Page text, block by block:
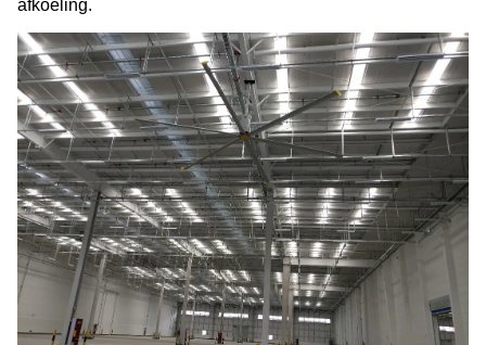
afkoeling.